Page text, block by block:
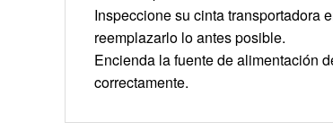
Inspeccione su cinta transportadora
reemplazarlo lo antes posible.
Encienda la fuente de alimentación
correctamente.